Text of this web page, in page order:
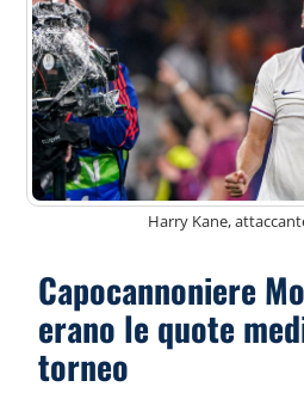
Harry Kane,
Capocannoniere
erano le quote
torneo